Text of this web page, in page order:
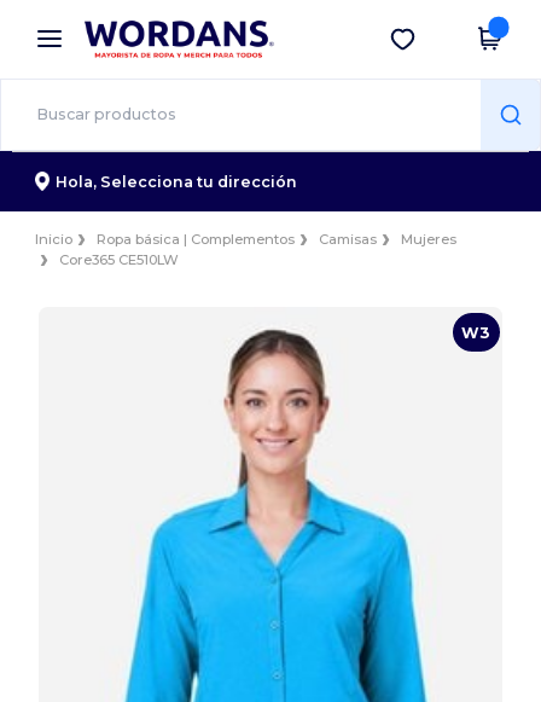
× App de Wordans
¡Mejores precios en app!
Descargar app
Hola, Selecciona tu dirección
Inicio Ropa básica | Complementos Camisas
Mujeres
Core365 CE510LW
W3